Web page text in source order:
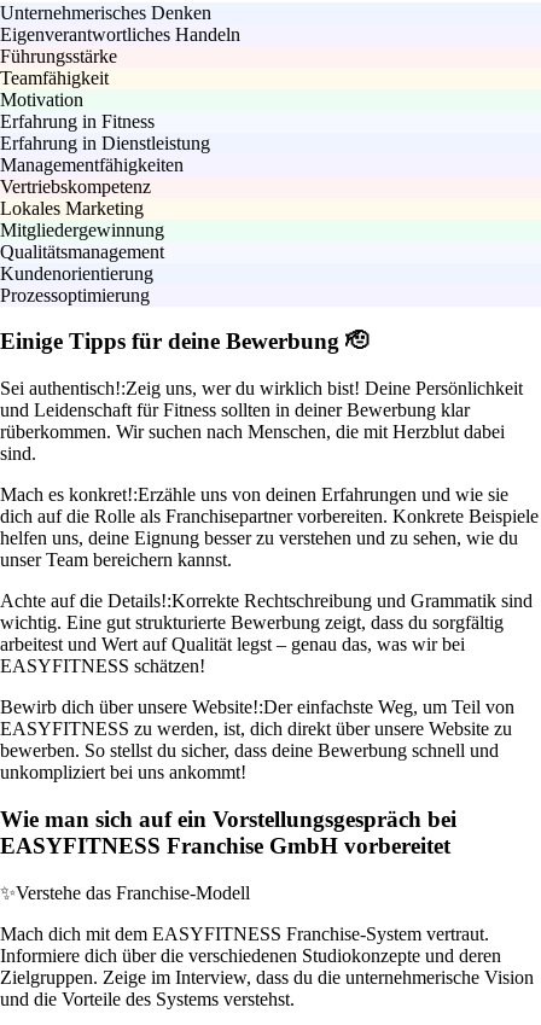
Unternehmerisches Denken
Eigenverantwortliches Handeln
Führungsstärke
Teamfähigkeit
Motivation
Erfahrung in Fitness
Erfahrung in Dienstleistung
Managementfähigkeiten
Vertriebskompetenz
Lokales Marketing
Mitgliedergewinnung
Qualitätsmanagement
Kundenorientierung
Prozessoptimierung
Einige Tipps für deine Bewerbung 🫡
Sei authentisch!:Zeig uns, wer du wirklich bist! Deine Persönlichkeit
und Leidenschaft für Fitness sollten in deiner Bewerbung klar
rüberkommen. Wir suchen nach Menschen, die mit Herzblut dabei
sind.
Mach es konkret!:Erzähle uns von deinen Erfahrungen und wie sie
dich auf die Rolle als Franchisepartner vorbereiten. Konkrete Beispiele
helfen uns, deine Eignung besser zu verstehen und zu sehen, wie du
unser Team bereichern kannst.
Achte auf die Details!:Korrekte Rechtschreibung und Grammatik sind
wichtig. Eine gut strukturierte Bewerbung zeigt, dass du sorgfältig
arbeitest und Wert auf Qualität legst – genau das, was wir bei
EASYFITNESS schätzen!
Bewirb dich über unsere Website!:Der einfachste Weg, um Teil von
EASYFITNESS zu werden, ist, dich direkt über unsere Website zu
bewerben. So stellst du sicher, dass deine Bewerbung schnell und
unkompliziert bei uns ankommt!
Wie man sich auf ein Vorstellungsgespräch bei
EASYFITNESS Franchise GmbH vorbereitet
✨Verstehe das Franchise-Modell
Mach dich mit dem EASYFITNESS Franchise-System vertraut.
Informiere dich über die verschiedenen Studiokonzepte und deren
Zielgruppen. Zeige im Interview, dass du die unternehmerische Vision
und die Vorteile des Systems verstehst.